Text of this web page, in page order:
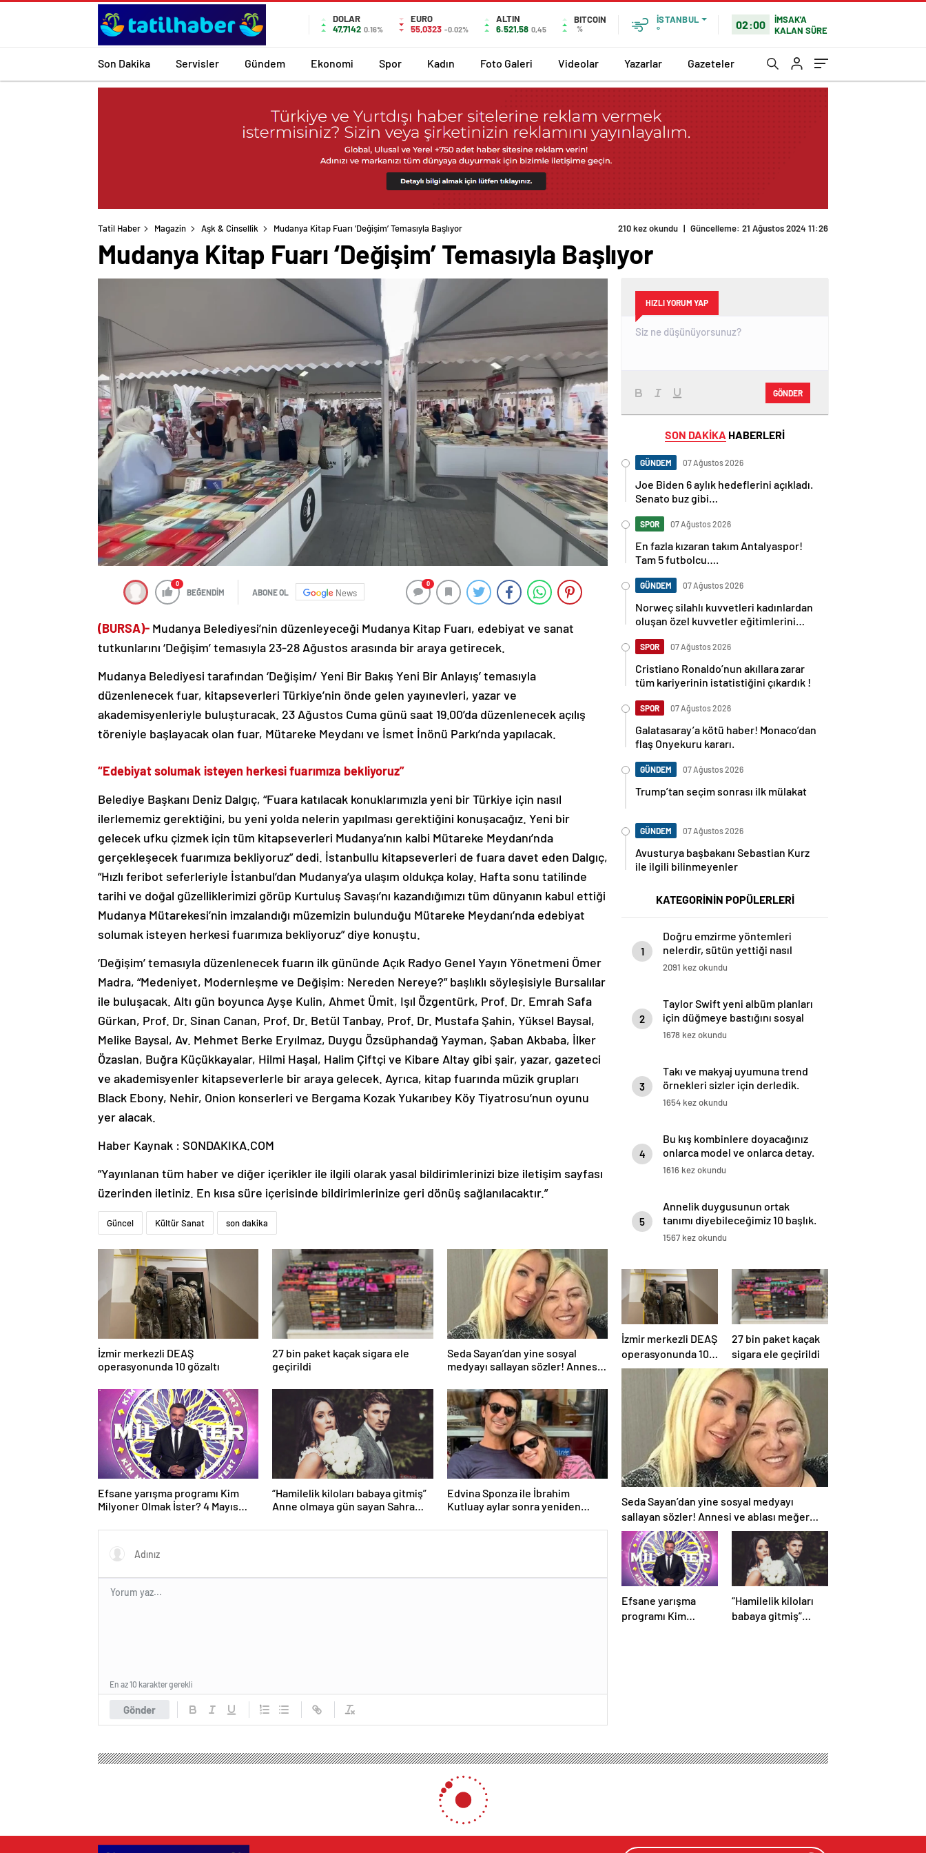
DOLAR
47,7142 0.16%
EURO
55,0323 -0.02%
ALTIN
6.521,58 0,45
BITCOIN
%
İSTANBUL
°
02:00
İMSAK'A
KALAN SÜRE
Son Dakika Servisler Gündem Ekonomi Spor Kadın Foto Galeri Videolar Yazarlar Gazeteler
Tatil Haber Magazin Aşk & Cinsellik Mudanya Kitap Fuarı ‘Değişim’ Temasıyla Başlıyor 210 kez okundu | Güncelleme: 21 Ağustos 2024 11:26
Mudanya Kitap Fuarı ‘Değişim’ Temasıyla Başlıyor
0
BEĞENDİM ABONE OL News
0
(BURSA)- Mudanya Belediyesi’nin düzenleyeceği Mudanya Kitap Fuarı, edebiyat ve sanat
tutkunlarını ‘Değişim’ temasıyla 23-28 Ağustos arasında bir araya getirecek.
Mudanya Belediyesi tarafından ‘Değişim/ Yeni Bir Bakış Yeni Bir Anlayış’ temasıyla
düzenlenecek fuar, kitapseverleri Türkiye’nin önde gelen yayınevleri, yazar ve
akademisyenleriyle buluşturacak. 23 Ağustos Cuma günü saat 19.00’da düzenlenecek açılış
töreniyle başlayacak olan fuar, Mütareke Meydanı ve İsmet İnönü Parkı’nda yapılacak.
“Edebiyat solumak isteyen herkesi fuarımıza bekliyoruz”
Belediye Başkanı Deniz Dalgıç, “Fuara katılacak konuklarımızla yeni bir Türkiye için nasıl
ilerlememiz gerektiğini, bu yeni yolda nelerin yapılması gerektiğini konuşacağız. Yeni bir
gelecek ufku çizmek için tüm kitapseverleri Mudanya’nın kalbi Mütareke Meydanı’nda
gerçekleşecek fuarımıza bekliyoruz” dedi. İstanbullu kitapseverleri de fuara davet eden Dalgıç,
“Hızlı feribot seferleriyle İstanbul’dan Mudanya’ya ulaşım oldukça kolay. Hafta sonu tatilinde
tarihi ve doğal güzelliklerimizi görüp Kurtuluş Savaşı’nı kazandığımızı tüm dünyanın kabul ettiği
Mudanya Mütarekesi’nin imzalandığı müzemizin bulunduğu Mütareke Meydanı’nda edebiyat
solumak isteyen herkesi fuarımıza bekliyoruz” diye konuştu.
‘Değişim’ temasıyla düzenlenecek fuarın ilk gününde Açık Radyo Genel Yayın Yönetmeni Ömer
Madra, “Medeniyet, Modernleşme ve Değişim: Nereden Nereye?” başlıklı söyleşisiyle Bursalılar
ile buluşacak. Altı gün boyunca Ayşe Kulin, Ahmet Ümit, Işıl Özgentürk, Prof. Dr. Emrah Safa
Gürkan, Prof. Dr. Sinan Canan, Prof. Dr. Betül Tanbay, Prof. Dr. Mustafa Şahin, Yüksel Baysal,
Melike Baysal, Av. Mehmet Berke Eryılmaz, Duygu Özsüphandağ Yayman, Şaban Akbaba, İlker
Özaslan, Buğra Küçükkayalar, Hilmi Haşal, Halim Çiftçi ve Kibare Altay gibi şair, yazar, gazeteci
ve akademisyenler kitapseverlerle bir araya gelecek. Ayrıca, kitap fuarında müzik grupları
Black Ebony, Nehir, Onion konserleri ve Bergama Kozak Yukarıbey Köy Tiyatrosu’nun oyunu
yer alacak.
Haber Kaynak : SONDAKIKA.COM
“Yayınlanan tüm haber ve diğer içerikler ile ilgili olarak yasal bildirimlerinizi bize iletişim sayfası
üzerinden iletiniz. En kısa süre içerisinde bildirimlerinize geri dönüş sağlanılacaktır.”
Güncel Kültür Sanat son dakika
İzmir merkezli DEAŞ
operasyonunda 10 gözaltı
27 bin paket kaçak sigara ele
geçirildi
Seda Sayan’dan yine sosyal
medyayı sallayan sözler! Annesi
Efsane yarışma programı Kim
Milyoner Olmak İster? 4 Mayıs
“Hamilelik kiloları babaya gitmiş”
Anne olmaya gün sayan Sahra
oldu!
Edvina Sponza ile İbrahim
Kutluay aylar sonra yeniden
demişti…
Gönder
En az 10 karakter gerekli
HIZLI YORUM YAP
GÖNDER
SON DAKİKA HABERLERİ
GÜNDEM 07 Ağustos 2026
Joe Biden 6 aylık hedeflerini açıkladı.
Senato buz gibi…
SPOR 07 Ağustos 2026
En fazla kızaran takım Antalyaspor!
Tam 5 futbolcu….
GÜNDEM 07 Ağustos 2026
Norweç silahlı kuvvetleri kadınlardan
oluşan özel kuvvetler eğitimlerini
SPOR 07 Ağustos 2026
Cristiano Ronaldo’nun akıllara zarar
tüm kariyerinin istatistiğini çıkardık !
SPOR 07 Ağustos 2026
Galatasaray’a kötü haber! Monaco’dan
flaş Onyekuru kararı.
GÜNDEM 07 Ağustos 2026
Trump’tan seçim sonrası ilk mülakat
GÜNDEM 07 Ağustos 2026
Avusturya başbakanı Sebastian Kurz
ile ilgili bilinmeyenler
KATEGORİNİN POPÜLERLERİ
1
Doğru emzirme yöntemleri
nelerdir, sütün yettiği nasıl
anlaşılır?
2091 kez okundu
2
Taylor Swift yeni albüm planları
için düğmeye bastığını sosyal
medyadan duyurdu!
1678 kez okundu
3
Takı ve makyaj uyumuna trend
örnekleri sizler için derledik.
1654 kez okundu
4
Bu kış kombinlere doyacağınız
onlarca model ve onlarca detay.
1616 kez okundu
5
Annelik duygusunun ortak
tanımı diyebileceğimiz 10 başlık.
1567 kez okundu
İzmir merkezli DEAŞ
operasyonunda 10
gözaltı
27 bin paket kaçak
sigara ele geçirildi
Seda Sayan’dan yine sosyal medyayı
sallayan sözler! Annesi ve ablası meğer…
Efsane yarışma
programı Kim
“Hamilelik kiloları
babaya gitmiş”